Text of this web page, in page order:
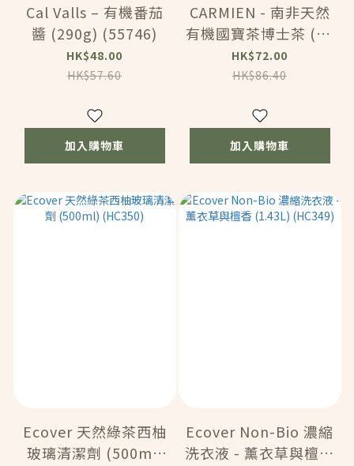
Cal Valls – 有機番茄
醬 (290g) (55746)
HK$48.00
HK$57.60
加入購物車
CARMIEN - 南非天然
有機國寶茶博士茶 (80
茶包) (131102)
HK$72.00
HK$86.40
加入購物車
Ecover 天然綠茶西柚
玻璃清潔劑 (500ml)
Ecover Non-Bio 濃縮
洗衣液 - 薰衣草與檀香